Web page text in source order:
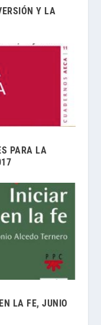
Y LA
PARA LA
LA FE, JUNIO